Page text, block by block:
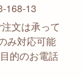
168-13
文は承って
み対応可能
的のお電話